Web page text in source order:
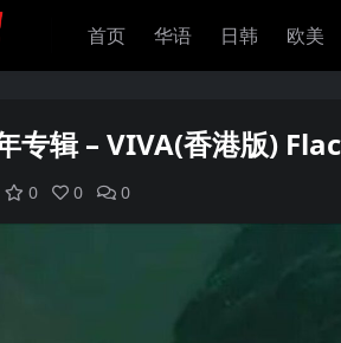
首页 华语 日韩 欧美
专辑 – VIVA(香港版) Flac
0 0 0